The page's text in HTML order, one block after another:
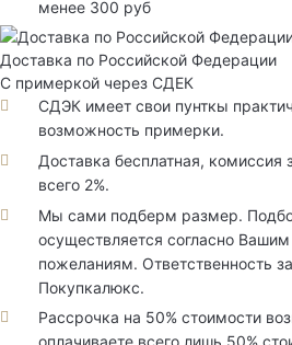
менее 300 руб
Доставка по Российской Федерации
С примеркой через СДЕК
СДЭК имеет свои пунткы
возможность примерки.
Доставка бесплатная,
всего 2%.
Мы сами подберм размер.
осуществляется согласно
пожеланиям. Ответственность
Покупкалюкс.
Рассрочка на 50% стоимости